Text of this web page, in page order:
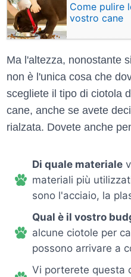
Come pulire
vostro cane
Ma l'altezza, nonostante
non è l'unica cosa che
scegliete il tipo di ciotola
cane, anche se avete
rialzata. Dovete anche
Di quale materiale
materiali più
sono l'acciaio, la
Qual è il vostro
alcune ciotole per
possono arrivare a
Vi porterete questa